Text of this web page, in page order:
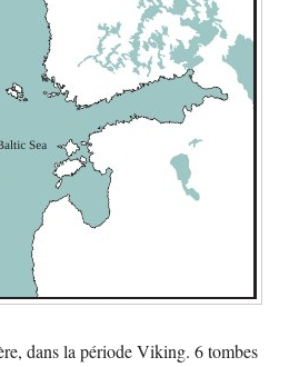
dans la période Viking. 6 tombes